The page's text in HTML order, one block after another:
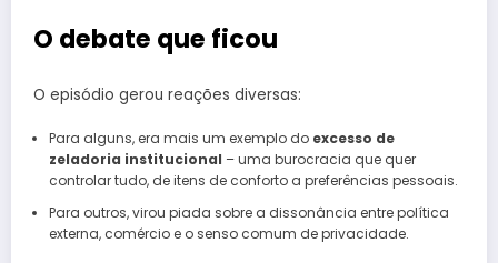
O debate que ficou
O episódio gerou reações diversas:
Para alguns, era mais um exemplo do excesso de
zeladoria institucional – uma burocracia que quer
controlar tudo, de itens de conforto a preferências pessoais.
Para outros, virou piada sobre a dissonância entre política
externa, comércio e o senso comum de privacidade.